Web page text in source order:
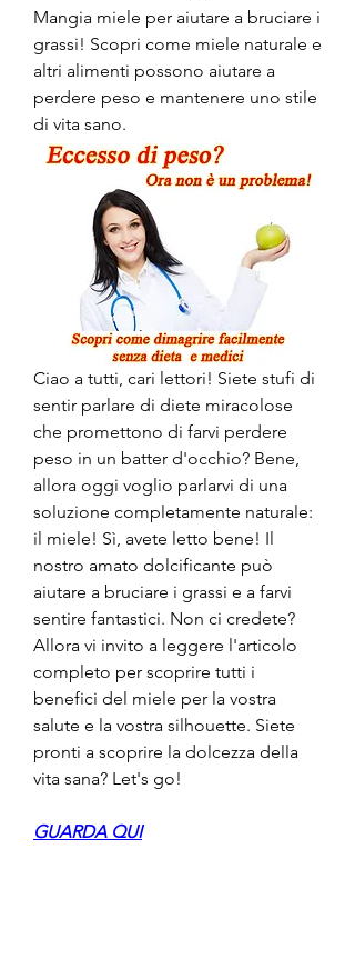
Mangia miele per aiutare a bruciare i
grassi! Scopri come miele naturale e
altri alimenti possono aiutare a
perdere peso e mantenere uno stile
di vita sano.
Ciao a tutti, cari lettori! Siete stufi di
sentir parlare di diete miracolose
che promettono di farvi perdere
peso in un batter d'occhio? Bene,
allora oggi voglio parlarvi di una
soluzione completamente naturale:
il miele! Sì, avete letto bene! Il
nostro amato dolcificante può
aiutare a bruciare i grassi e a farvi
sentire fantastici. Non ci credete?
Allora vi invito a leggere l'articolo
completo per scoprire tutti i
benefici del miele per la vostra
salute e la vostra silhouette. Siete
pronti a scoprire la dolcezza della
vita sana? Let's go!
GUARDA QUI